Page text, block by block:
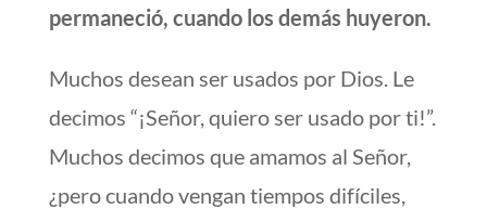
permaneció, cuando los demás huyeron.
Muchos desean ser usados por Dios. Le
decimos “¡Señor, quiero ser usado por ti!”.
Muchos decimos que amamos al Señor,
¿pero cuando vengan tiempos difíciles,